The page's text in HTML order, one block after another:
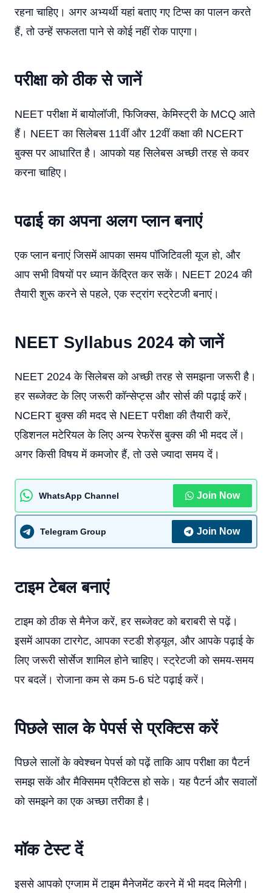
रहना चाहिए। अगर अभ्यर्थी यहां बताए गए टिप्स का पालन करते
हैं, तो उन्हें सफलता पाने से कोई नहीं रोक पाएगा।
परीक्षा को ठीक से जानें
NEET परीक्षा में बायोलॉजी, फिजिक्स, केमिस्ट्री के MCQ आते
हैं। NEET का सिलेबस 11वीं और 12वीं कक्षा की NCERT
बुक्स पर आधारित है। आपको यह सिलेबस अच्छी तरह से कवर
करना चाहिए।
पढाई का अपना अलग प्लान बनाएं
एक प्लान बनाएं जिसमें आपका समय पॉजिटिवली यूज हो, और
आप सभी विषयों पर ध्यान केंद्रित कर सकें। NEET 2024 की
तैयारी शुरू करने से पहले, एक स्ट्रांग स्ट्रेटजी बनाएं।
NEET Syllabus 2024 को जानें
NEET 2024 के सिलेबस को अच्छी तरह से समझना जरूरी है।
हर सब्जेक्ट के लिए जरूरी कॉन्सेप्ट्स और सोर्स की पढ़ाई करें।
NCERT बुक्स की मदद से NEET परीक्षा की तैयारी करें,
एडिशनल मटेरियल के लिए अन्य रेफरेंस बुक्स की भी मदद लें।
अगर किसी विषय में कमजोर हैं, तो उसे ज्यादा समय दें।
WhatsApp Channel Join Now
Telegram Group Join Now
टाइम टेबल बनाएं
टाइम को ठीक से मैनेज करें, हर सब्जेक्ट को बराबरी से पढ़ें।
इसमें आपका टारगेट, आपका स्टडी शेड्यूल, और आपके पढ़ाई के
लिए जरूरी सोर्सेज शामिल होने चाहिए। स्ट्रेटजी को समय-समय
पर बदलें। रोजाना कम से कम 5-6 घंटे पढ़ाई करें।
पिछले साल के पेपर्स से प्रक्टिस करें
पिछले सालों के क्वेश्चन पेपर्स को पढ़ें ताकि आप परीक्षा का पैटर्न
समझ सकें और मैक्सिमम प्रैक्टिस हो सके। यह पैटर्न और सवालों
को समझने का एक अच्छा तरीका है।
मॉक टेस्ट दें
इससे आपको एग्जाम में टाइम मैनेजमेंट करने में भी मदद मिलेगी।